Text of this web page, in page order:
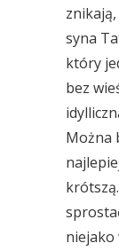
syna
który
bez
Można
niejako